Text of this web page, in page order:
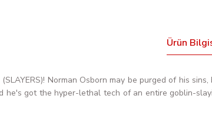
Ürün
(SLAYERS)! Norman Osborn may be purged of his
got the hyper-lethal tech of an entire goblin-